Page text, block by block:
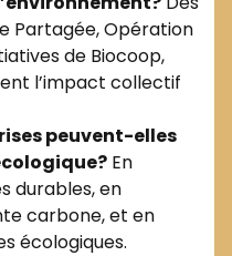
Partagée, Opération
de Biocoop,
l’impact collectif
peuvent-elles
En
durables, en
carbone, et en
écologiques.